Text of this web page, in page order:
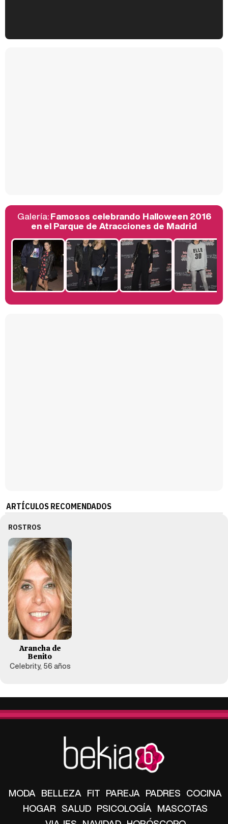
Belén Esteban: "Estoy emocionada, muy contenta y muy feliz por llegar a RTVE"
Manu Baqueiro: "Tuve como referente a Bruce Willis en 'Luz de Luna' para mi trabajo en la serie 'Perdiendo el juicio'"
Galería:Famosos celebrando Halloween 2016
en el Parque de Atracciones de Madrid
ARTÍCULOS RECOMENDADOS
ROSTROS
Arancha de
Benito
Celebrity, 56 años
MODA BELLEZA FIT PAREJA PADRES COCINA
HOGAR SALUD PSICOLOGÍA MASCOTAS